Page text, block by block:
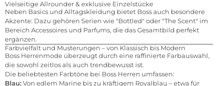
Vielseitige Allrounder & exklusive Einzelstücke
Neben Basics und Alltagskleidung bietet Boss auch besondere
Akzente: Dazu gehören Serien wie "Bottled" oder "The Scent" im
Bereich Accessoires und Parfums, die das Gesamtbild perfekt
ergänzen.
Farbvielfalt und Musterungen – von Klassisch bis Modern
Boss Herrenmode überzeugt durch eine raffinierte Farbauswahl,
die sowohl zeitlos als auch trendbewusst ist.
Die beliebtesten Farbtöne bei Boss Herren umfassen:
Blau:Von edlem Marine bis zu kräftigem Royalblau – etwa für